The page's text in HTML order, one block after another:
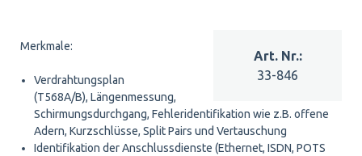
33-846
Merkmale:
Verdrahtungsplan
(T568A/B), Längenmessung,
Schirmungsdurchgang, Fehleridentifikation wie z.B. offene
Adern, Kurzschlüsse, Split Pairs und Vertauschung
Identifikation der Anschlussdienste (Ethernet, ISDN, POTS